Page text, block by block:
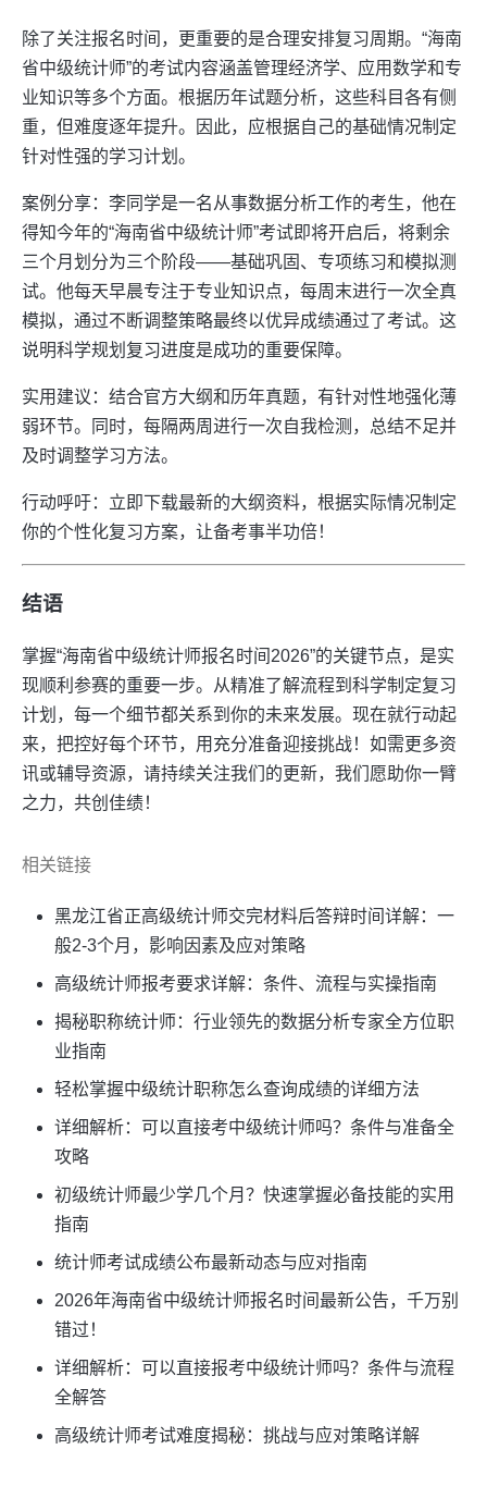
除了关注报名时间，更重要的是合理安排复习周期。“海南
省中级统计师”的考试内容涵盖管理经济学、应用数学和专
业知识等多个方面。根据历年试题分析，这些科目各有侧
重，但难度逐年提升。因此，应根据自己的基础情况制定
针对性强的学习计划。
案例分享：李同学是一名从事数据分析工作的考生，他在
得知今年的“海南省中级统计师”考试即将开启后，将剩余
三个月划分为三个阶段——基础巩固、专项练习和模拟测
试。他每天早晨专注于专业知识点，每周末进行一次全真
模拟，通过不断调整策略最终以优异成绩通过了考试。这
说明科学规划复习进度是成功的重要保障。
实用建议：结合官方大纲和历年真题，有针对性地强化薄
弱环节。同时，每隔两周进行一次自我检测，总结不足并
及时调整学习方法。
行动呼吁：立即下载最新的大纲资料，根据实际情况制定
你的个性化复习方案，让备考事半功倍！
结语
掌握“海南省中级统计师报名时间2026”的关键节点，是实
现顺利参赛的重要一步。从精准了解流程到科学制定复习
计划，每一个细节都关系到你的未来发展。现在就行动起
来，把控好每个环节，用充分准备迎接挑战！如需更多资
讯或辅导资源，请持续关注我们的更新，我们愿助你一臂
之力，共创佳绩！
相关链接
黑龙江省正高级统计师交完材料后答辩时间详解：一
般2-3个月，影响因素及应对策略
高级统计师报考要求详解：条件、流程与实操指南
揭秘职称统计师：行业领先的数据分析专家全方位职
业指南
轻松掌握中级统计职称怎么查询成绩的详细方法
详细解析：可以直接考中级统计师吗？条件与准备全
攻略
初级统计师最少学几个月？快速掌握必备技能的实用
指南
统计师考试成绩公布最新动态与应对指南
2026年海南省中级统计师报名时间最新公告，千万别
错过！
详细解析：可以直接报考中级统计师吗？条件与流程
全解答
高级统计师考试难度揭秘：挑战与应对策略详解